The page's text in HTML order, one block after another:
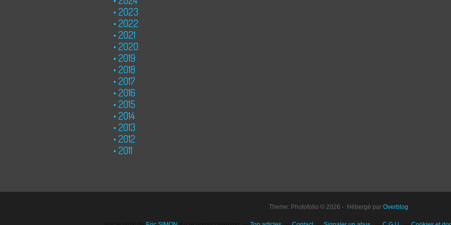
2023
2022
2021
2020
2019
2018
2017
2016
2015
2014
2013
2012
2011
Theme: Photofolio © 2026 - Hébergé par Overblog